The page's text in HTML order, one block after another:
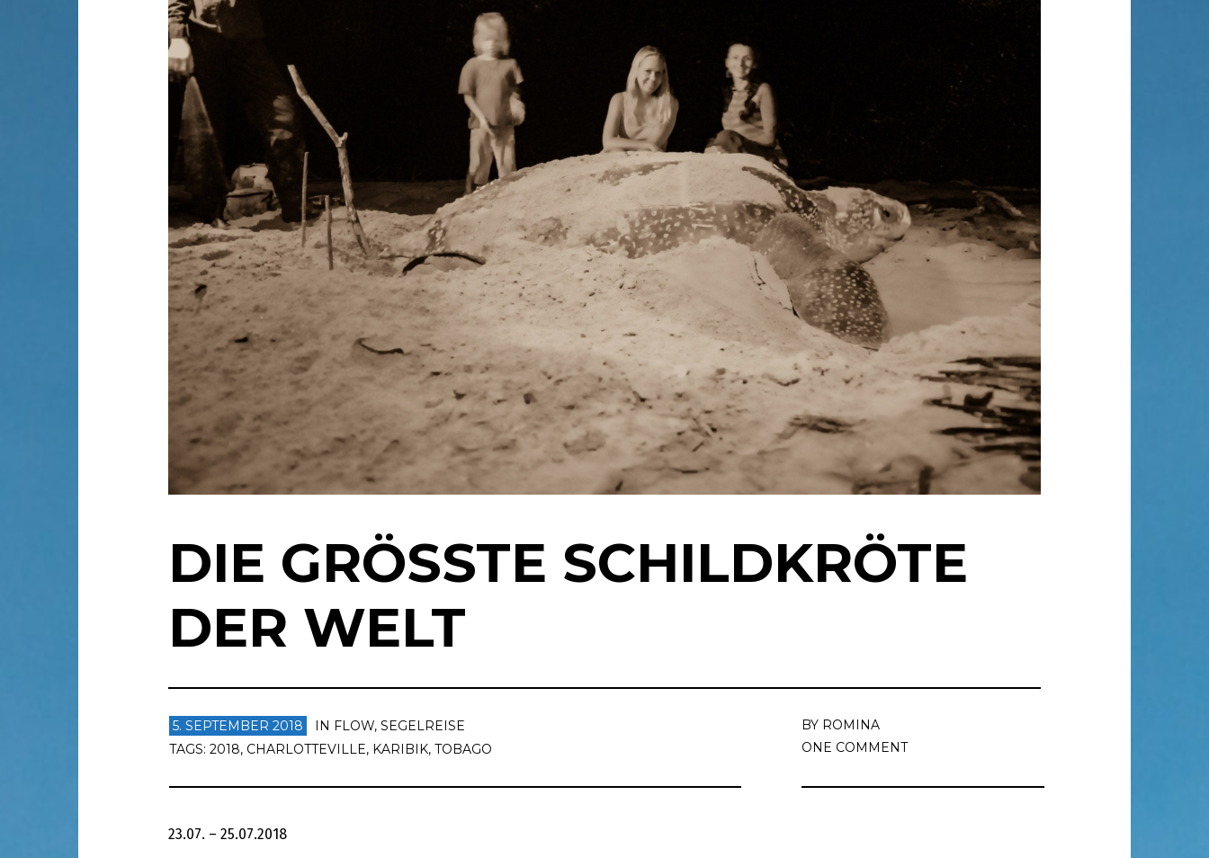
DIE GRÖSSTE SCHILDKRÖTE D
ER WELT
5. SEPTEMBER 2018 IN FLOW, SEGELREISE
TAGS: 2018, CHARLOTTEVILLE, KARIBIK, TOBAGO
BY ROMINA
ONE COMMENT
23.07. – 25.07.2018